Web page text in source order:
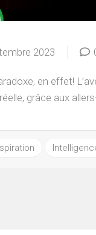
2023
en effet!
grâce aux